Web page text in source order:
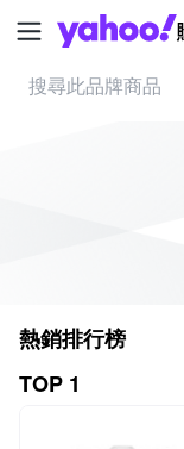
熱銷排行榜
TOP 1